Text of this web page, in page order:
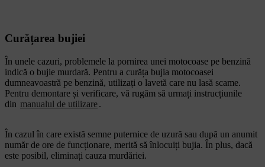
Curățarea bujiei
În unele cazuri, problemele la pornirea unei motocoase pe benzină
indică o bujie murdară. Pentru a curăța bujia motocoasei
dumneavoastră pe benzină, utilizați o lavetă care nu lasă scame.
Pentru demontare și verificare, vă rugăm să urmați instrucțiunile
din manualul de utilizare.
În cazul în care există semne puternice de uzură sau după un anumit
număr de ore de funcționare, merită să înlocuiți bujia. În plus, dacă
este posibil, eliminați cauza murdăriei.